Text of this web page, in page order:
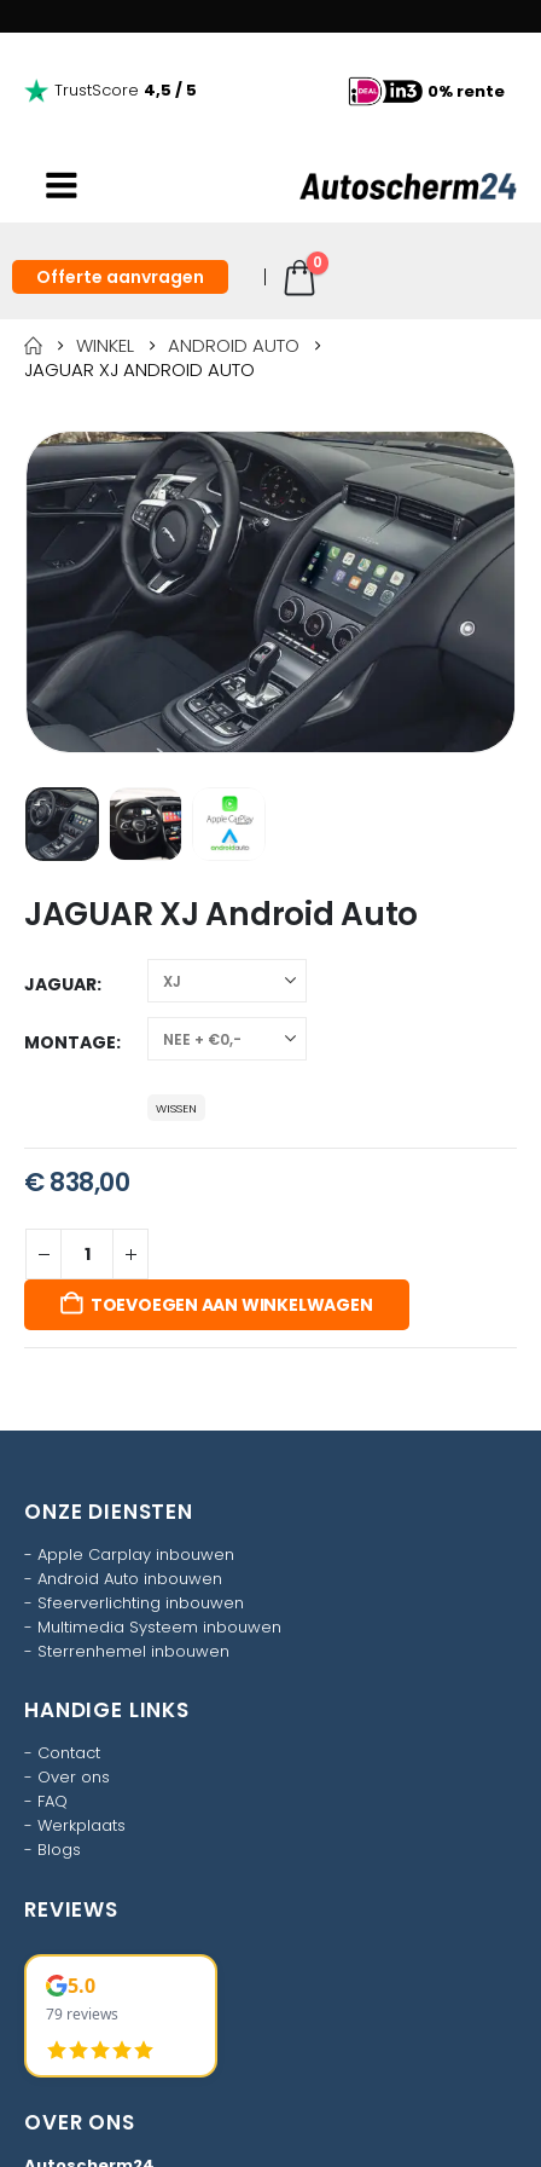
TrustScore 4,5 / 5 0% rente
Offerte aanvragen
0
WINKEL
ANDROID AUTO
JAGUAR XJ ANDROID AUTO
JAGUAR XJ Android Auto
JAGUAR
MONTAGE
WISSEN
€838,00
TOEVOEGEN AAN WINKELWAGEN
ONZE DIENSTEN
- Apple Carplay inbouwen
- Android Auto inbouwen
- Sfeerverlichting inbouwen
- Multimedia Systeem inbouwen
- Sterrenhemel inbouwen
HANDIGE LINKS
- Contact
- Over ons
- FAQ
- Werkplaats
- Blogs
REVIEWS
5.0
79 reviews
OVER ONS